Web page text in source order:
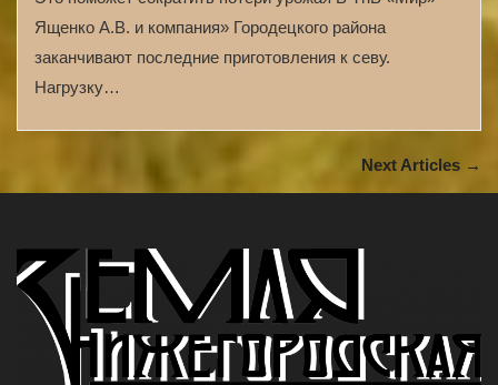
Ященко А.В. и компания» Городецкого района
заканчивают последние приготовления к севу.
Нагрузку…
Next Articles →